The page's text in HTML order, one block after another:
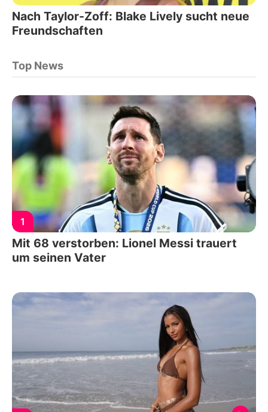
Nach Taylor-Zoff: Blake Lively sucht neue
Freundschaften
Top News
1
Mit 68 verstorben: Lionel Messi trauert
um seinen Vater